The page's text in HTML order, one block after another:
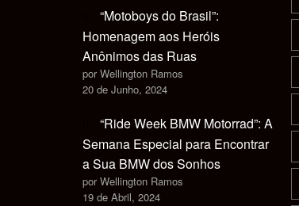
“Motoboys do Brasil”:
Homenagem aos Heróis
Anônimos das Ruas
por Wellington Ramos
20 de Junho, 2024
“Ride Week BMW Motorrad”: A
Semana Especial para Encontrar
a Sua BMW dos Sonhos
por Wellington Ramos
19 de Abril, 2024